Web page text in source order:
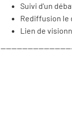
Suivi d'un
Rediffusion le
Lien de